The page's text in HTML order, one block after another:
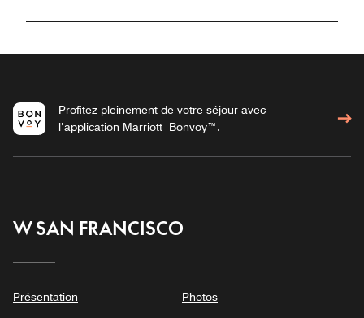
Profitez pleinement de votre séjour avec
l’application Marriott Bonvoy™.
W SAN FRANCISCO
Présentation Photos